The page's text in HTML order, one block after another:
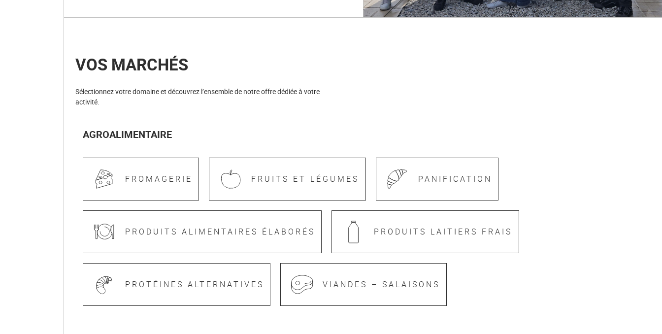
VOS MARCHÉS
Sélectionnez votre domaine et découvrez l’ensemble de notre offre dédiée à votre
activité.
AGROALIMENTAIRE
FROMAGERIE FRUITS ET LÉGUMES PANIFICATION
PRODUITS ALIMENTAIRES ÉLABORÉS PRODUITS LAITIERS FRAIS
PROTÉINES ALTERNATIVES VIANDES – SALAISONS